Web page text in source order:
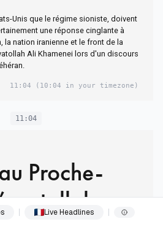
Unis que le régime sioniste, doivent
une réponse cinglante à
la nation iranienne et le front de la
Ali Khamenei lors d'un discours
11:04 (10:04 in your timezone)
11:04
Proche-
Live Headlines